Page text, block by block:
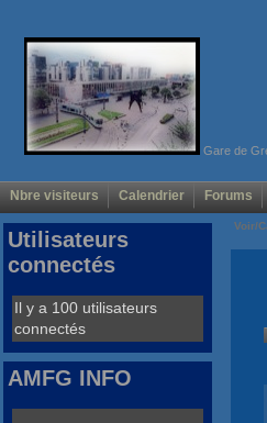
Gare de
Nbre visiteurs Calendrier Forums
Voir/
Utilisateurs
connectés
Il y a 100 utilisateurs
connectés
AMFG INFO